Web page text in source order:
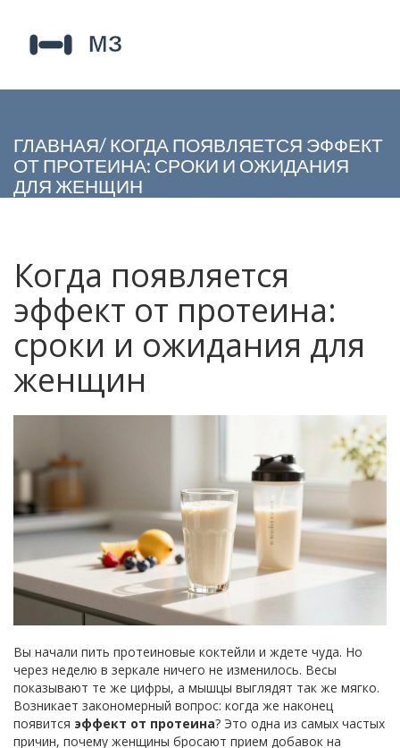
ГЛАВНАЯ/ КОГДА ПОЯВЛЯЕТСЯ ЭФФЕКТ
ОТ ПРОТЕИНА: СРОКИ И ОЖИДАНИЯ
ДЛЯ ЖЕНЩИН
Когда появляется
эффект от протеина:
сроки и ожидания для
женщин
Вы начали пить протеиновые коктейли и ждете чуда. Но
через неделю в зеркале ничего не изменилось. Весы
показывают те же цифры, а мышцы выглядят так же мягко.
Возникает закономерный вопрос: когда же наконец
появится эффект от протеина? Это одна из самых частых
причин, почему женщины бросают прием добавок на